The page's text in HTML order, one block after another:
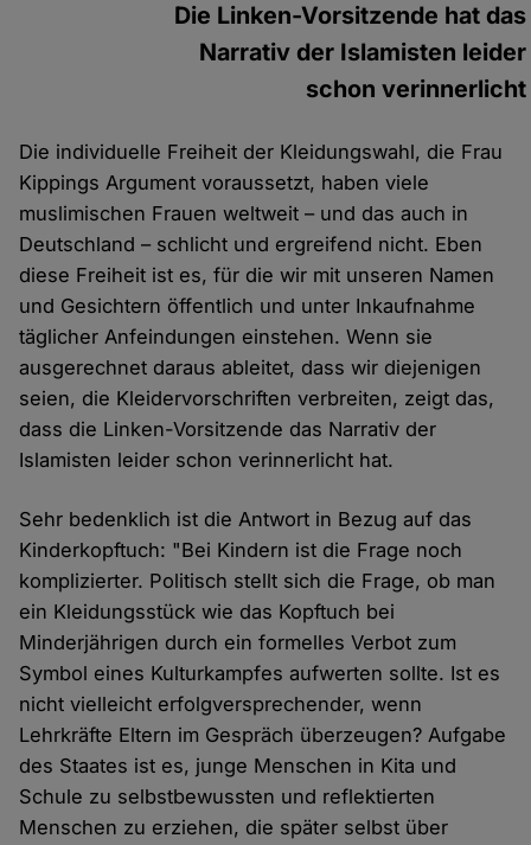
Die Linken-Vorsitzende hat das
Narrativ der Islamisten leider
schon verinnerlicht
Die individuelle Freiheit der Kleidungswahl, die Frau
Kippings Argument voraussetzt, haben viele
muslimischen Frauen weltweit – und das auch in
Deutschland – schlicht und ergreifend nicht. Eben
diese Freiheit ist es, für die wir mit unseren Namen
und Gesichtern öffentlich und unter Inkaufnahme
täglicher Anfeindungen einstehen. Wenn sie
ausgerechnet daraus ableitet, dass wir diejenigen
seien, die Kleidervorschriften verbreiten, zeigt das,
dass die Linken-Vorsitzende das Narrativ der
Islamisten leider schon verinnerlicht hat.
Sehr bedenklich ist die Antwort in Bezug auf das
Kinderkopftuch: "Bei Kindern ist die Frage noch
komplizierter. Politisch stellt sich die Frage, ob man
ein Kleidungsstück wie das Kopftuch bei
Minderjährigen durch ein formelles Verbot zum
Symbol eines Kulturkampfes aufwerten sollte. Ist es
nicht vielleicht erfolgversprechender, wenn
Lehrkräfte Eltern im Gespräch überzeugen? Aufgabe
des Staates ist es, junge Menschen in Kita und
Schule zu selbstbewussten und reflektierten
Menschen zu erziehen, die später selbst über